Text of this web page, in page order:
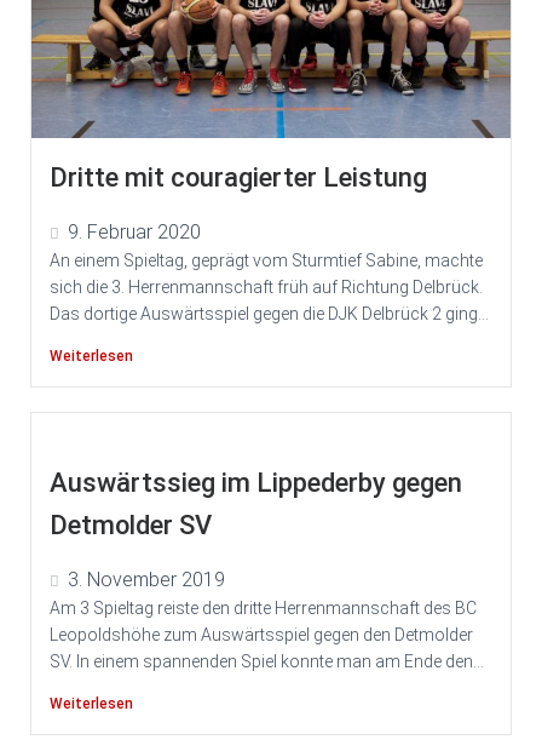
Dritte mit couragierter Leistung
9. Februar 2020
An einem Spieltag, geprägt vom Sturmtief Sabine, machte
sich die 3. Herrenmannschaft früh auf Richtung Delbrück.
Das dortige Auswärtsspiel gegen die DJK Delbrück 2 ging...
Weiterlesen
Auswärtssieg im Lippederby gegen
Detmolder SV
3. November 2019
Am 3 Spieltag reiste den dritte Herrenmannschaft des BC
Leopoldshöhe zum Auswärtsspiel gegen den Detmolder
SV. In einem spannenden Spiel konnte man am Ende den...
Weiterlesen